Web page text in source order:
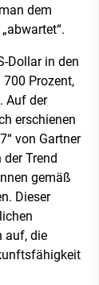
dem
Dollar in den
700 Prozent,
Auf der
erschienen
von Gartner
Trend
gemäß
Dieser
auf, die